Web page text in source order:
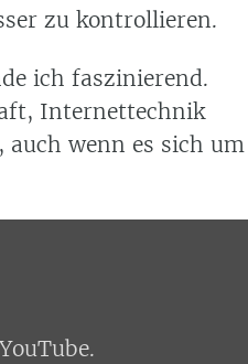
zu kontrollieren.
ich faszinierend.
Internettechnik
wenn es sich um